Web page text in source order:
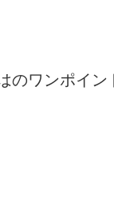
のワンポイ